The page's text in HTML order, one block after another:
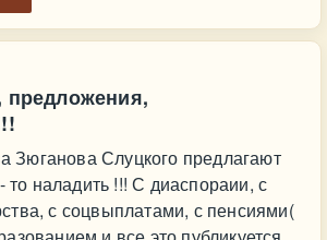
Зюганова Слуцкого предлагают
то наладить !!! С диаспораии, с
с соцвыплатами, с пенсиями(